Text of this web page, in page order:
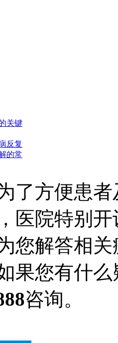
关键
反复
的常
了方便患
医院特别
您解答相
果您有什
咨询。